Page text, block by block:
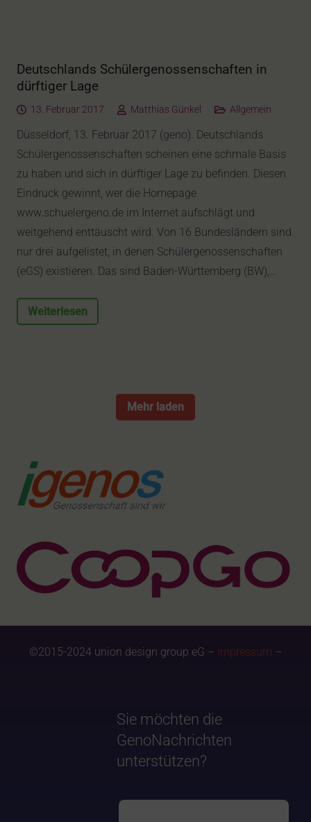
Deutschlands Schülergenossenschaften in
dürftiger Lage
13. Februar 2017 Matthias Günkel Allgemein
Düsseldorf, 13. Februar 2017 (geno). Deutschlands
Schülergenossenschaften scheinen eine schmale Basis
zu haben und sich in dürftiger Lage zu befinden. Diesen
Eindruck gewinnt, wer die Homepage
www.schuelergeno.de im Internet aufschlägt und
weitgehend enttäuscht wird. Von 16 Bundesländern sind
nur drei aufgelistet, in denen Schülergenossenschaften
(eGS) existieren. Das sind Baden-Württemberg (BW),…
Weiterlesen
Mehr laden
©2015-2024 union design group eG – Impressum –
Sie möchten die
GenoNachrichten
unterstützen?